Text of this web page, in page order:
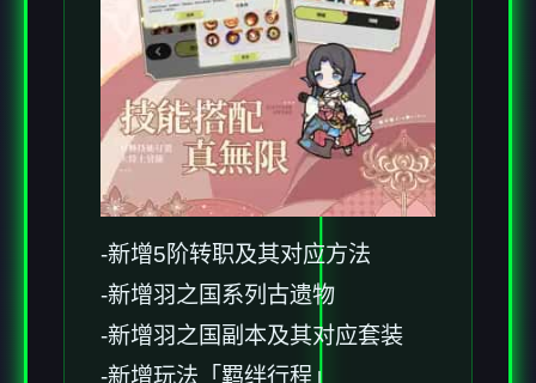
-新增5阶转职及其对应方法
-新增羽之国系列古遗物
-新增羽之国副本及其对应套装
-新增玩法「羁绊行程」